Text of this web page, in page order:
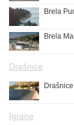
Brela
Brela
Drašnice
Igrane